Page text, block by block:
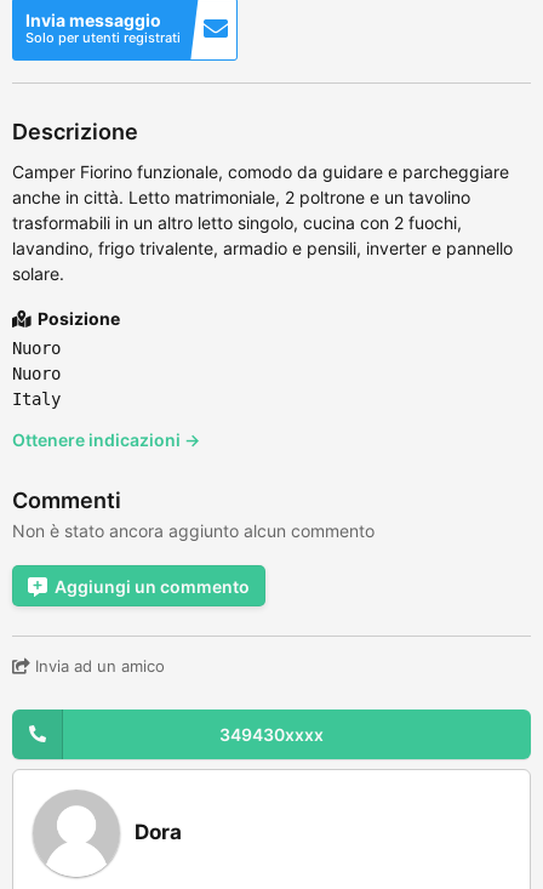
Invia messaggio
Solo per utenti registrati
Descrizione
Camper Fiorino funzionale, comodo da guidare e parcheggiare
anche in città. Letto matrimoniale, 2 poltrone e un tavolino
trasformabili in un altro letto singolo, cucina con 2 fuochi,
lavandino, frigo trivalente, armadio e pensili, inverter e pannello
solare.
Posizione
Nuoro
Nuoro
Italy
Ottenere indicazioni →
Commenti
Non è stato ancora aggiunto alcun commento
Aggiungi un commento
Invia ad un amico
349430xxxx
Dora